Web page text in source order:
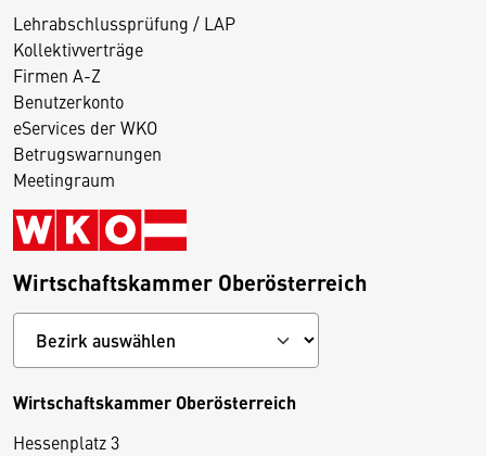
Lehrabschlussprüfung / LAP
Kollektivverträge
Firmen A-Z
Benutzerkonto
eServices der WKO
Betrugswarnungen
Meetingraum
Wirtschaftskammer Oberösterreich
Wirtschaftskammer Oberösterreich
Hessenplatz 3